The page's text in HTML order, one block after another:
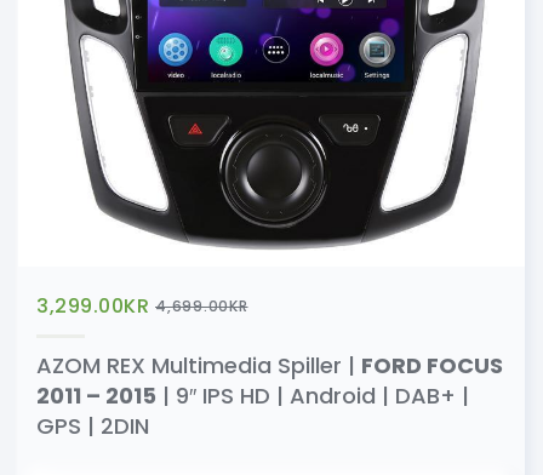
3,299.00KR 4,699.00KR
AZOM REX Multimedia Spiller | FORD FOCUS
2011 – 2015 | 9″ IPS HD | Android | DAB+ |
GPS | 2DIN